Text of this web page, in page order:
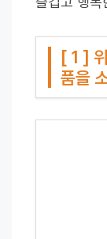
[ 1 ]
품을